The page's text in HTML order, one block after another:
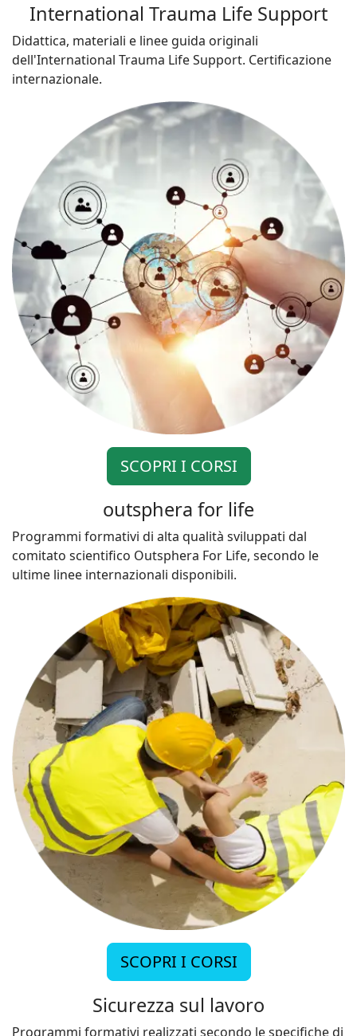
International Trauma Life Support
Didattica, materiali e linee guida originali
dell'International Trauma Life Support. Certificazione
internazionale.
SCOPRI I CORSI
outsphera for life
Programmi formativi di alta qualità sviluppati dal
comitato scientifico Outsphera For Life, secondo le
ultime linee internazionali disponibili.
SCOPRI I CORSI
Sicurezza sul lavoro
Programmi formativi realizzati secondo le specifiche di